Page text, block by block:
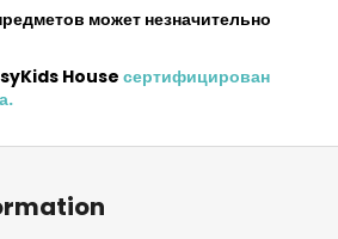
может незначительно
House сертифицирован